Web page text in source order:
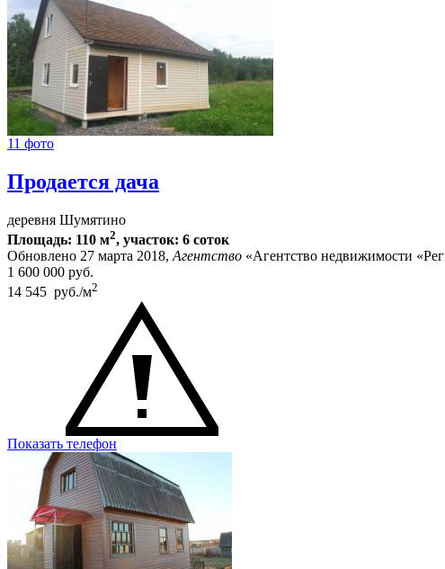
11 фото
Продается дача
деревня Шумятино
Площадь: 110 м2, участок: 6 соток
Обновлено 27 марта 2018,Агентство «Агентство недвижимости
1 600 000 руб.
14 545 руб./м2
Показать телефон